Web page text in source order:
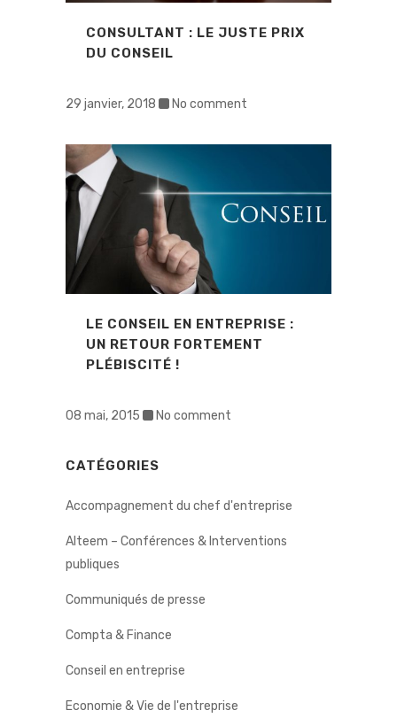
CONSULTANT : LE JUSTE PRIX
DU CONSEIL
29 janvier, 2018 No comment
LE CONSEIL EN ENTREPRISE :
UN RETOUR FORTEMENT
PLÉBISCITÉ !
08 mai, 2015 No comment
CATÉGORIES
Accompagnement du chef d'entreprise
Alteem – Conférences & Interventions
publiques
Communiqués de presse
Compta & Finance
Conseil en entreprise
Economie & Vie de l'entreprise